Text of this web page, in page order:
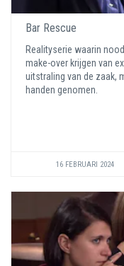
Bar Rescue
Realityserie waarin
make-over krijgen van
uitstraling van de zaak,
handen genomen.
16 FEBRUARI 2024